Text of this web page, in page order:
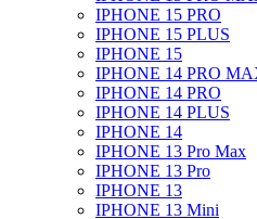
IPHONE 15 PRO
IPHONE 15 PLUS
IPHONE 15
IPHONE 14 PRO
IPHONE 14 PRO
IPHONE 14 PLUS
IPHONE 14
IPHONE 13 Pro Max
IPHONE 13 Pro
IPHONE 13
IPHONE 13 Mini